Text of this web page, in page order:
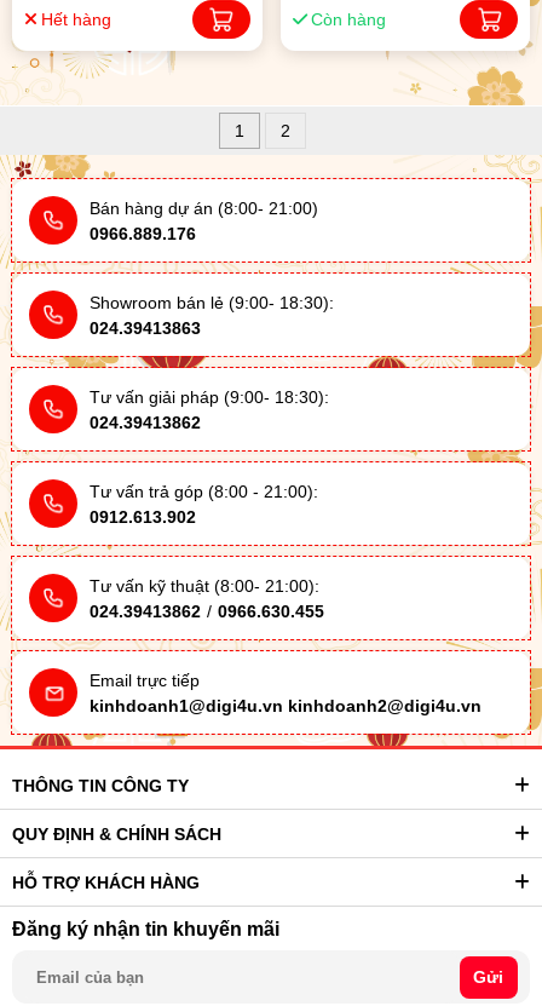
Hết hàng Còn hàng
1 2
Bán hàng dự án (8:00- 21:00)
0966.889.176
Showroom bán lẻ (9:00- 18:30):
024.39413863
Tư vấn giải pháp (9:00- 18:30):
024.39413862
Tư vấn trả góp (8:00 - 21:00):
0912.613.902
Tư vấn kỹ thuật (8:00- 21:00):
024.39413862 / 0966.630.455
Email trực tiếp
kinhdoanh1@digi4u.vn kinhdoanh2@digi4u.vn
THÔNG TIN CÔNG TY
QUY ĐỊNH & CHÍNH SÁCH
HỖ TRỢ KHÁCH HÀNG
Đăng ký nhận tin khuyến mãi
Gửi